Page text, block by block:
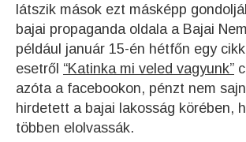
látszik mások ezt másképp
bajai propaganda oldala a Bajai
például január 15-én hétfőn egy
esetről “Katinka mi veled vagyunk”
azóta a facebookon, pénzt nem
hirdetett a bajai lakosság körében,
többen elolvassák.